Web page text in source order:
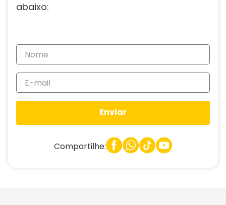
abaixo:
Enviar
Compartilhe: